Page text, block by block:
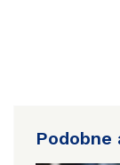
Podobne